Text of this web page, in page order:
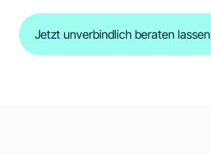
Jetzt unverbindlich beraten lassen